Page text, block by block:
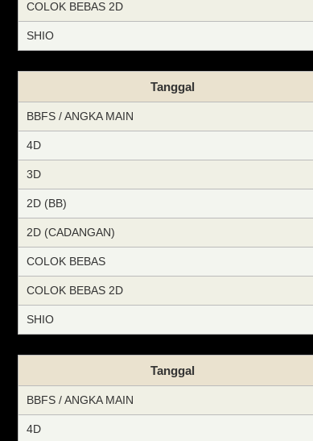
COLOK BEBAS 2D
SHIO
Tanggal
BBFS / ANGKA MAIN
4D
3D
2D (BB)
2D (CADANGAN)
COLOK BEBAS
COLOK BEBAS 2D
SHIO
Tanggal
BBFS / ANGKA MAIN
4D